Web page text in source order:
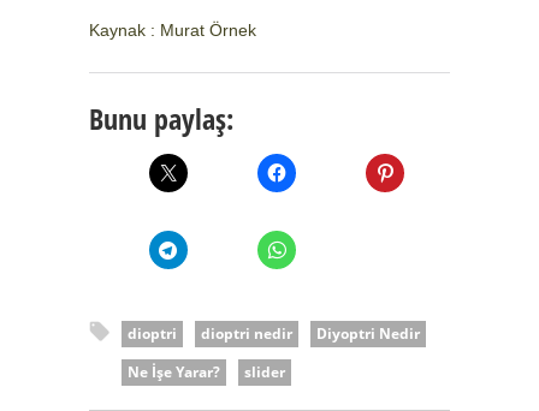
Kaynak : Murat Örnek
Bunu paylaş:
dioptri dioptri nedir
Diyoptri Nedir
Ne İşe Yarar?
slider